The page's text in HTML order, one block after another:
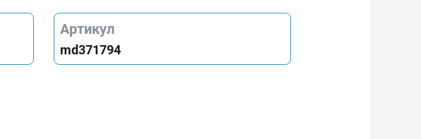
Артикул
md371794